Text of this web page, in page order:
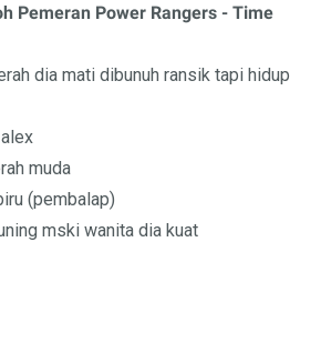
Pemeran Power Rangers - Time
dia mati dibunuh ransik tapi hidup
muda
(pembalap)
mski wanita dia kuat